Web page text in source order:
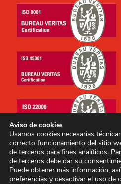
Aviso de cookies
Usamos cookies necesarias
correcto funcionamiento del sitio
de terceros para fines analíticos.
de terceros debe dar su
Puede obtener más información,
preferencias y desactivar el uso de